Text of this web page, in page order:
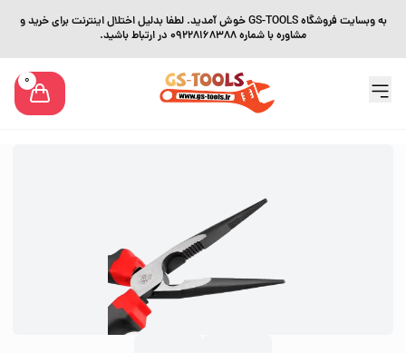
به وبسایت فروشگاه GS-TOOLS خوش آمدید. لطفا بدلیل اختلال اینترنت برای خرید و
مشاوره با شماره 09228168388 در ارتباط باشید.
0